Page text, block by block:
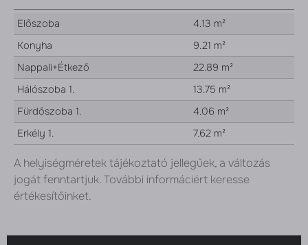
Előszoba
4.13 m²
Konyha
9.21 m²
Nappali+Étkező
22.89 m²
Hálószoba 1.
13.75 m²
Fürdőszoba 1.
4.06 m²
Erkély 1.
7.62 m²
A helyiségméretek tájékoztató jellegűek, a változás
jogát fenntartjuk. További informáciért keresse
értékesítőinket.